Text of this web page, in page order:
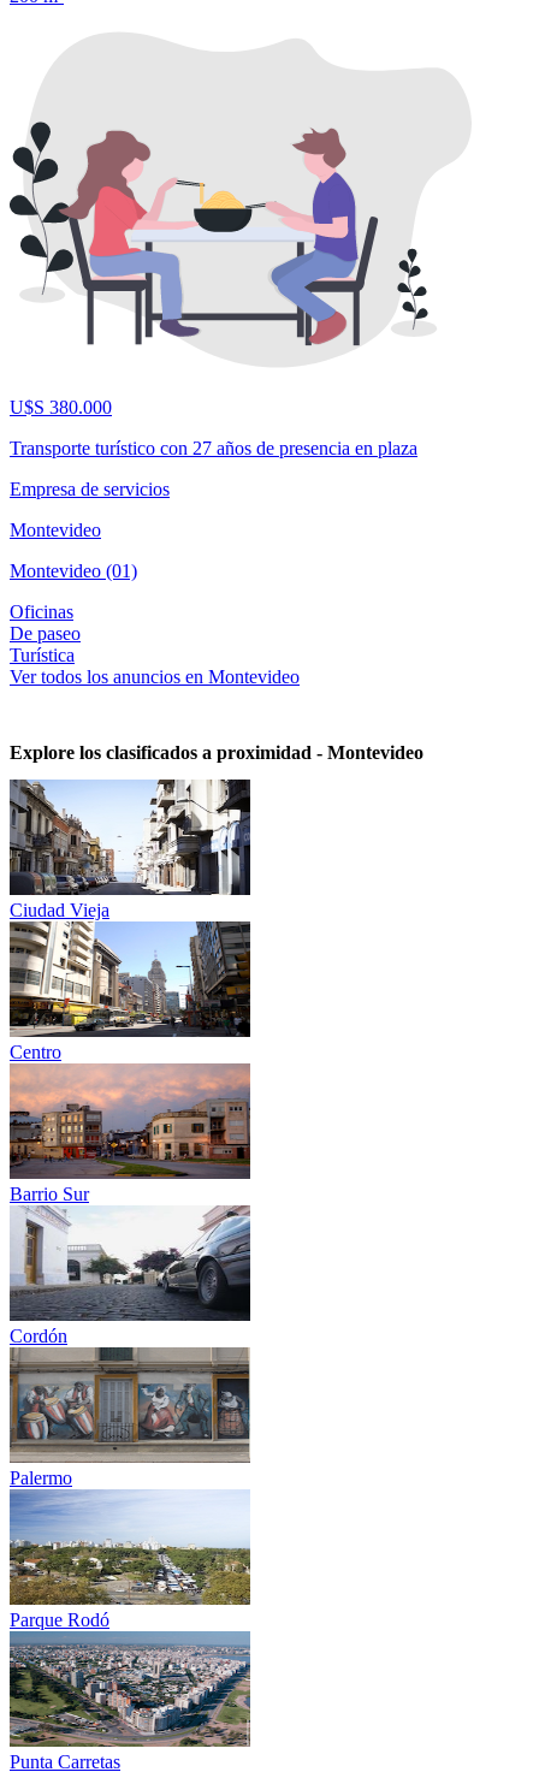
U$S 380.000
Transporte turístico con 27 años de presencia en plaza
Empresa de servicios
Montevideo
Montevideo (01)
Oficinas
De paseo
Turística
Ver todos los anuncios en Montevideo
Explore los clasificados a proximidad - Montevideo
Ciudad Vieja
Centro
Barrio Sur
Cordón
Palermo
Parque Rodó
Punta Carretas